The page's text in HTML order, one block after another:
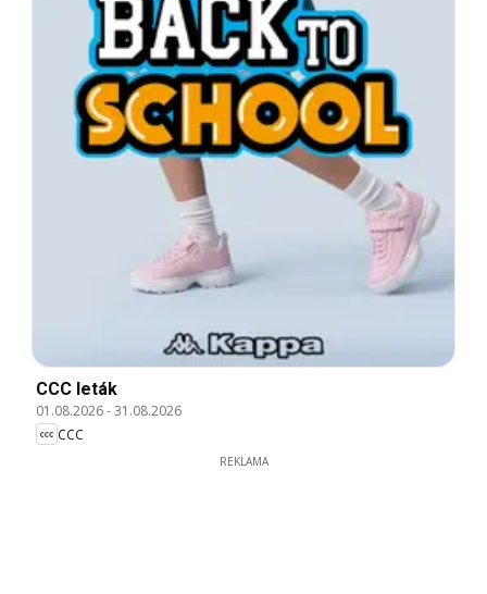
CCC leták
01.08.2026-31.08.2026
CCC
REKLAMA